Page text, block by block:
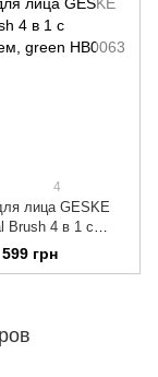
4
лица GESKE
Brush 4 в 1 с
green
599 грн